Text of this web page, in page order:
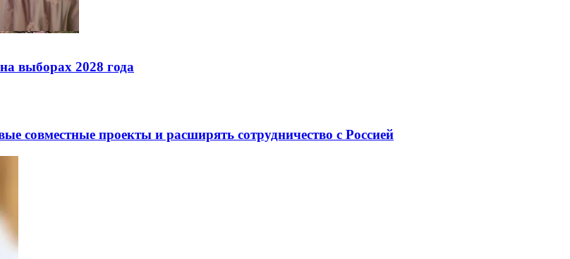
выборах 2028 года
совместные проекты и расширять сотрудничество с Россией